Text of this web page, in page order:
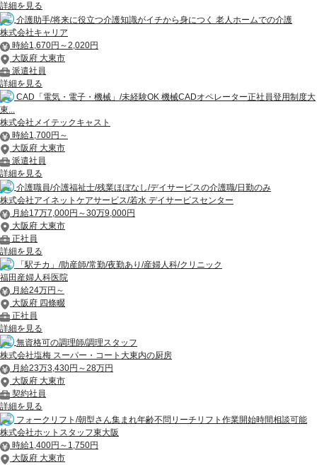
詳細を見る
介護助手/将来に役立つ介護知識がイチから身につく 老人ホームでの介護
株式会社キャリア
時給1,670円～2,020円
大阪府 大東市
派遣社員
詳細を見る
CAD「電気・電子・機械」/未経験OK 機械CADオペレーター正社員登用制度大
東...
株式会社メイテックキャスト
時給1,700円～
大阪府 大東市
派遣社員
詳細を見る
介護職員/介護福祉士/残業ほぼなし/デイサービスの介護職/日勤のみ
株式会社アイネットケアサービス/若水 デイサービスセンター
月給17万7,000円～30万9,000円
大阪府 大東市
正社員
詳細を見る
「駅チカ」/助産師/常勤/夜勤あり/産婦人科/クリニック
福田産婦人科医院
月給24万円～
大阪府 四條畷
正社員
詳細を見る
無資格可の調理師/調理スタッフ
株式会社塩梅 スーパー・コート大東内の厨房
月給23万3,430円～28万円
大阪府 大東市
契約社員
詳細を見る
フォークリフト/朝型さん集まれ年齢不問リーチリフト作業開始時間相談可能
株式会社ホットスタッフ東大阪
時給1,400円～1,750円
大阪府 大東市